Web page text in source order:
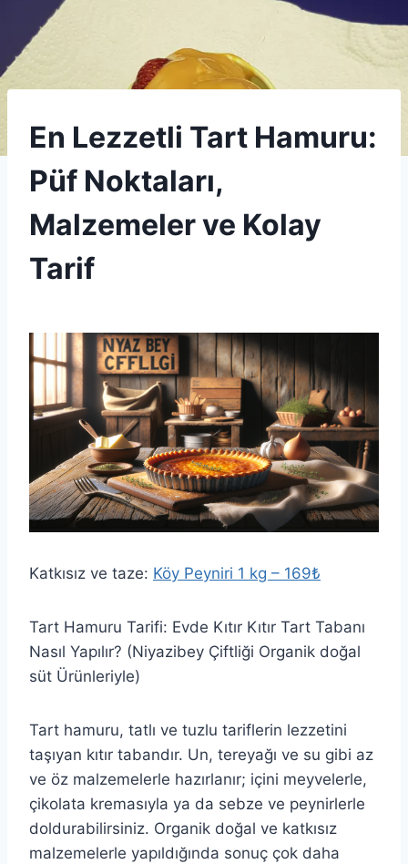
UNCATEGORIZED
En Lezzetli Tart Hamuru:
Püf Noktaları,
Malzemeler ve Kolay
Tarif
Admin
Katkısız ve taze: Köy Peyniri 1 kg – 169₺
Tart Hamuru Tarifi: Evde Kıtır Kıtır Tart Tabanı
Nasıl Yapılır? (Niyazibey Çiftliği Organik doğal
süt Ürünleriyle)
Tart hamuru, tatlı ve tuzlu tariflerin lezzetini
taşıyan kıtır tabandır. Un, tereyağı ve su gibi az
ve öz malzemelerle hazırlanır; içini meyvelerle,
çikolata kremasıyla ya da sebze ve peynirlerle
doldurabilirsiniz. Organik doğal ve katkısız
malzemelerle yapıldığında sonuç çok daha